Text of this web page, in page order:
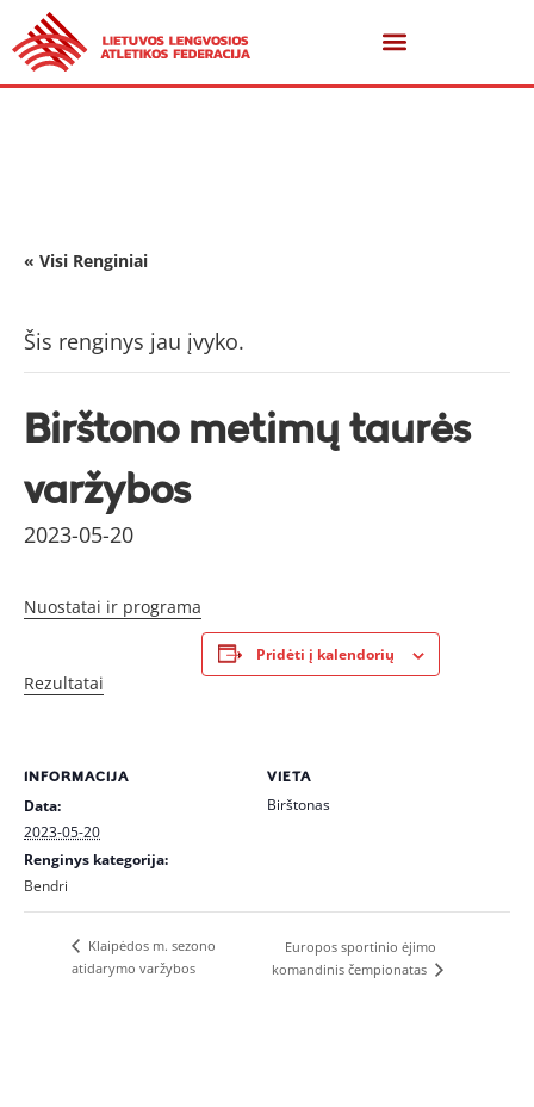
« Visi Renginiai
Šis renginys jau įvyko.
Birštono metimų taurės
varžybos
2023-05-20
Nuostatai ir programa
Rezultatai
Pridėti į kalendorių
INFORMACIJA
Data:
2023-05-20
Renginys kategorija:
Bendri
VIETA
Birštonas
Klaipėdos m. sezono
atidarymo varžybos
Europos sportinio ėjimo
komandinis čempionatas